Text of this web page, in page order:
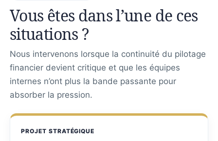
Vous êtes dans l’une de ces
situations ?
Nous intervenons lorsque la continuité du pilotage
financier devient critique et que les équipes
internes n’ont plus la bande passante pour
absorber la pression.
PROJET STRATÉGIQUE